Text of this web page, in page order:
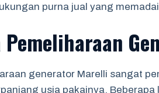
purna jual yang
Pemeliharaan
generator Marelli sangat
usia pakainya.